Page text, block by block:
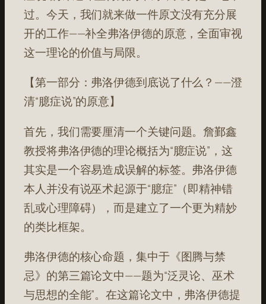
过。今天，我们就来做一件原文没有充分展
开的工作——补全弗洛伊德的原意，全面审视
这一理论的价值与局限。
【第一部分：弗洛伊德到底说了什么？——澄
清“臆症说”的原意】
首先，我们需要厘清一个关键问题。詹鄞鑫
教授将弗洛伊德的理论概括为“臆症说”，这
其实是一个容易造成误解的标签。弗洛伊德
本人并没有说巫术起源于“臆症”（即精神错
乱或心理障碍），而是建立了一个更为精妙
的类比框架。
弗洛伊德的核心命题，集中于《图腾与禁
忌》的第三篇论文中——题为“泛灵论、巫术
与思想的全能”。在这篇论文中，弗洛伊德提